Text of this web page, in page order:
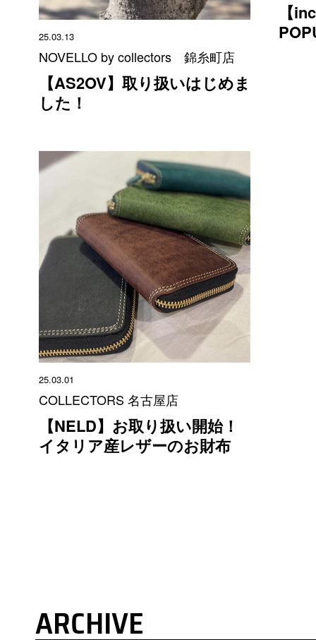
25.03.13
NOVELLO by collectors 錦糸町店
【AS2OV】取り扱いはじめま
した！
【
25.03.01
COLLECTORS 名古屋店
【NELD】お取り扱い開始！
イタリア産レザーのお財布
ARCHIVE